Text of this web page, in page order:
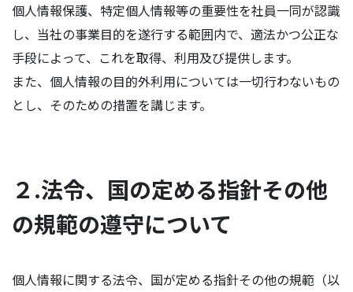
個人情報保護、特定個人情報等の重要性を社員一同が認識
し、当社の事業目的を遂行する範囲内で、適法かつ公正な
手段によって、これを取得、利用及び提供します。
また、個人情報の目的外利用については一切行わないもの
とし、そのための措置を講じます。
２.法令、国の定める指針その他
の規範の遵守について
個人情報に関する法令、国が定める指針その他の規範（以